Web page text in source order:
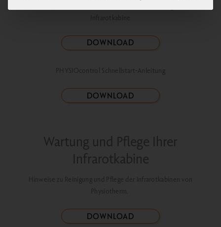
DOWNLOAD
PHYSIOcontrol Schnellstart-Anleitung
DOWNLOAD
Wartung und Pflege Ihrer
Infrarotkabine
Hinweise zu Reinigung und Pflege der Infrarotkabinen von
Physiotherm.
DOWNLOAD